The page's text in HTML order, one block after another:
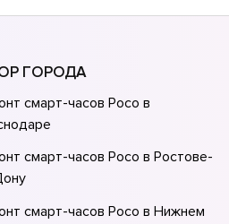
ГОРОДА
смарт-часов Poco в
смарт-часов Poco в Ростове-
смарт-часов Poco в Нижнем